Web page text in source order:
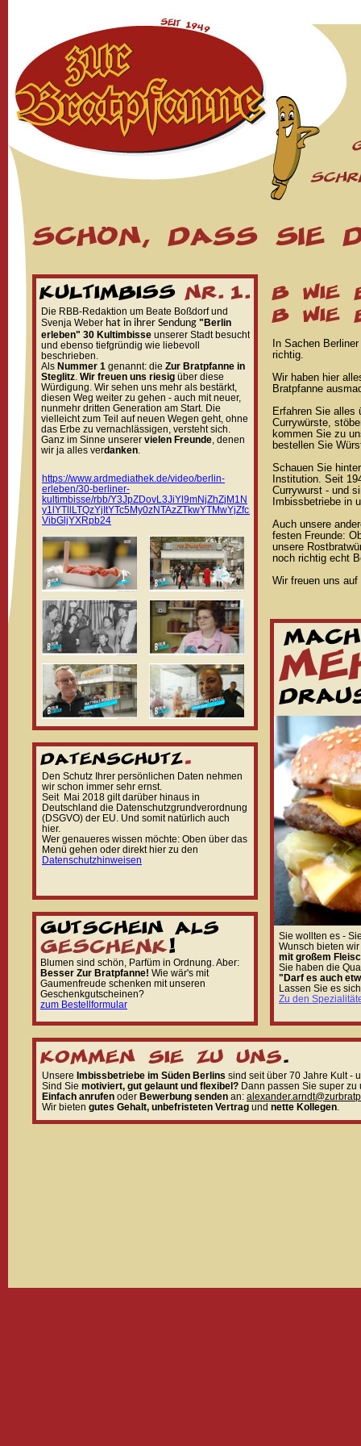
In Sachen
richtig.
Wir haben hier
Bratpfanne
Erfahren Sie alles
Currywürste,
kommen Sie zu
bestellen Sie
Schauen Sie
Institution. Seit
Currywurst - und
Imbissbetriebe in
Auch unsere
festen Freunde:
unsere
noch richtig echt
Wir freuen uns auf
Sie wollten es -
Wunsch bieten
mit großem
Sie haben die
"Darf es auch
Lassen Sie es
Zu den
Unsere Imbissbetriebe im Süden Berlins sind seit über 70 Jahre Kult -
Sind Sie motiviert, gut gelaunt und flexibel? Dann passen Sie super zu
Einfach anrufen oder Bewerbung senden an:
Wir bieten gutes Gehalt, unbefristeten Vertrag und nette Kollegen.
Den Schutz Ihrer persönlichen Daten nehmen
wir schon immer sehr ernst.
Seit Mai 2018 gilt darüber hinaus in
Deutschland die Datenschutzgrundverordnung
(DSGVO) der EU. Und somit natürlich auch
hier.
Wer genaueres wissen möchte: Oben über das
Menü gehen oder direkt hier zu den
Datenschutzhinweisen
Blumen sind schön, Parfüm in Ordnung. Aber:
Besser Zur Bratpfanne! Wie wär's mit
Gaumenfreude schenken mit unseren
Geschenkgutscheinen?
zum Bestellformular
Die RBB-Redaktion um Beate Boßdorf und
Svenja Weber hat in ihrer Sendung "Berlin
erleben" 30 Kultimbisse unserer Stadt besucht
und ebenso tiefgründig wie liebevoll
beschrieben.
Als Nummer 1 genannt: die Zur Bratpfanne in
Steglitz. Wir freuen uns riesig über diese
Würdigung. Wir sehen uns mehr als bestärkt,
diesen Weg weiter zu gehen - auch mit neuer,
nunmehr dritten Generation am Start. Die
vielleicht zum Teil auf neuen Wegen geht, ohne
das Erbe zu vernachlässigen, versteht sich.
Ganz im Sinne unserer vielen Freunde, denen
wir ja alles verdanken.
https://www.ardmediathek.de/video/berlin-
erleben/30-berliner-
kultimbisse/rbb/Y3JpZDovL3JiYl9mNjZhZjM1N
y1lYTllLTQzYjItYTc5My0zNTAzZTkwYTMwYjZfcH
VibGljYXRpb24